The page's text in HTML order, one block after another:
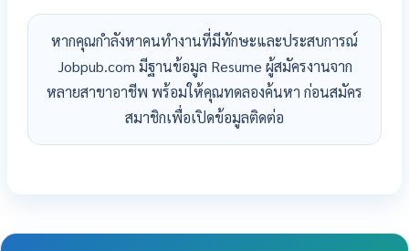
หากคุณกำลังหาคนทำงานที่มีทักษะและประสบการณ์
Jobpub.com มีฐานข้อมูล Resume ผู้สมัครงานจาก
หลายสาขาอาชีพ พร้อมให้คุณทดลองค้นหา ก่อนสมัคร
สมาชิกเพื่อเปิดข้อมูลติดต่อ